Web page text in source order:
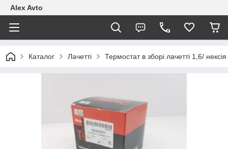
Alex Avto
Каталог Лачетті Термостат в зборі лачетті 1,6/